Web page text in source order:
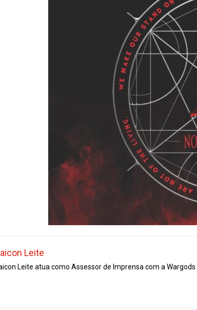
Leite
Leite atua como Assessor de Imprensa com a